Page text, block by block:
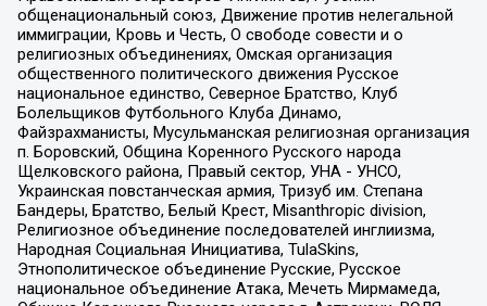
общенациональный союз, Движение против нелегальной
иммиграции, Кровь и Честь, О свободе совести и о
религиозных объединениях, Омская организация
общественного политического движения Русское
национальное единство, Северное Братство, Клуб
Болельщиков Футбольного Клуба Динамо,
Файзрахманисты, Мусульманская религиозная организация
п. Боровский, Община Коренного Русского народа
Щелковского района, Правый сектор, УНА - УНСО,
Украинская повстанческая армия, Тризуб им. Степана
Бандеры, Братство, Белый Крест, Misanthropic division,
Религиозное объединение последователей инглиизма,
Народная Социальная Инициатива, TulaSkins,
Этнополитическое объединение Русские, Русское
национальное объединение Атака, Мечеть Мирмамеда,